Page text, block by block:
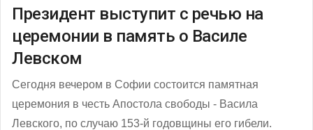
Президент выступит с речью на
церемонии в память о Василе
Левском
Сегодня вечером в Софии состоится памятная
церемония в честь Апостола свободы - Васила
Левского, по случаю 153-й годовщины его гибели.